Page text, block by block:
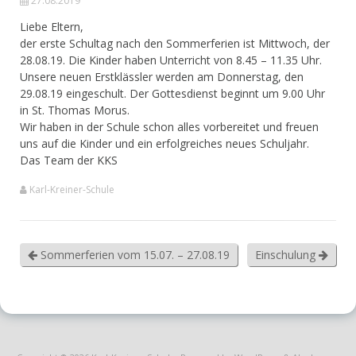
Liebe Eltern,
der erste Schultag nach den Sommerferien ist Mittwoch, der
28.08.19. Die Kinder haben Unterricht von 8.45 – 11.35 Uhr.
Unsere neuen Erstklässler werden am Donnerstag, den
29.08.19 eingeschult. Der Gottesdienst beginnt um 9.00 Uhr
in St. Thomas Morus.
Wir haben in der Schule schon alles vorbereitet und freuen
uns auf die Kinder und ein erfolgreiches neues Schuljahr.
Das Team der KKS
Karl-Kreiner-Schule
Sommerferien vom 15.07. – 27.08.19 Einschulung